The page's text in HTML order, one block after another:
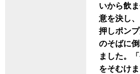
いから飲
意を決し
押しポン
のそばに
ました。
をそむけ